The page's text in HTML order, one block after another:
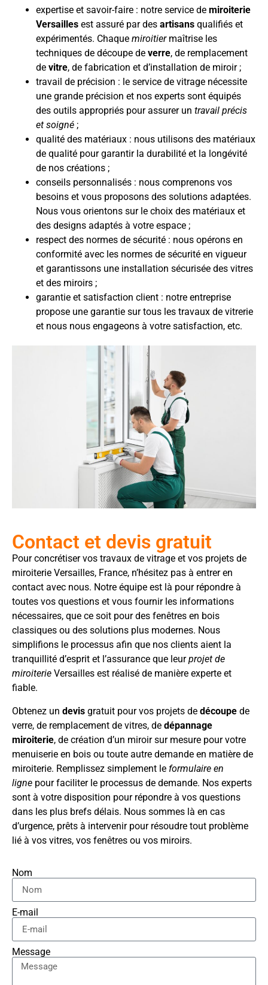
expertise et savoir-faire : notre service de miroiterie
Versailles est assuré par des artisans qualifiés et
expérimentés. Chaque miroitiermaîtrise les
techniques de découpe de verre, de remplacement
de vitre, de fabrication et d’installation de miroir ;
travail de précision : le service de vitrage nécessite
une grande précision et nos experts sont équipés
des outils appropriés pour assurer un travail précis
et soigné ;
qualité des matériaux : nous utilisons des matériaux
de qualité pour garantir la durabilité et la longévité
de nos créations ;
conseils personnalisés : nous comprenons vos
besoins et vous proposons des solutions adaptées.
Nous vous orientons sur le choix des matériaux et
des designs adaptés à votre espace ;
respect des normes de sécurité : nous opérons en
conformité avec les normes de sécurité en vigueur
et garantissons une installation sécurisée des vitres
et des miroirs ;
garantie et satisfaction client : notre entreprise
propose une garantie sur tous les travaux de vitrerie
et nous nous engageons à votre satisfaction, etc.
Contact et devis gratuit
Pour concrétiser vos travaux de vitrage et vos projets de
miroiterie Versailles, France, n’hésitez pas à entrer en
contact avec nous. Notre équipe est là pour répondre à
toutes vos questions et vous fournir les informations
nécessaires, que ce soit pour des fenêtres en bois
classiques ou des solutions plus modernes. Nous
simplifions le processus afin que nos clients aient la
tranquillité d’esprit et l’assurance que leurprojet de
miroiterie Versailles est réalisé de manière experte et
fiable.
Obtenez un devis gratuit pour vos projets de découpe de
verre, de remplacement de vitres, de dépannage
miroiterie, de création d’un miroir sur mesure pour votre
menuiserie en bois ou toute autre demande en matière de
miroiterie. Remplissez simplement le formulaire en
ligne pour faciliter le processus de demande. Nos experts
sont à votre disposition pour répondre à vos questions
dans les plus brefs délais. Nous sommes là en cas
d’urgence, prêts à intervenir pour résoudre tout problème
lié à vos vitres, vos fenêtres ou vos miroirs.
Nom
E-mail
Message